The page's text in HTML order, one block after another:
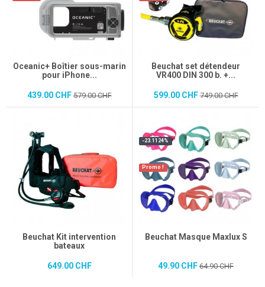
Oceanic+ Boîtier sous-marin
pour iPhone...
439.00 CHF579.00 CHF
Beuchat set détendeur
VR400 DIN 300 b. +...
599.00 CHF749.00 CHF
Beuchat Kit intervention
bateaux
649.00 CHF
Promo !
Beuchat Masque Maxlux S
49.90 CHF 64.90 CHF
-23.1124%